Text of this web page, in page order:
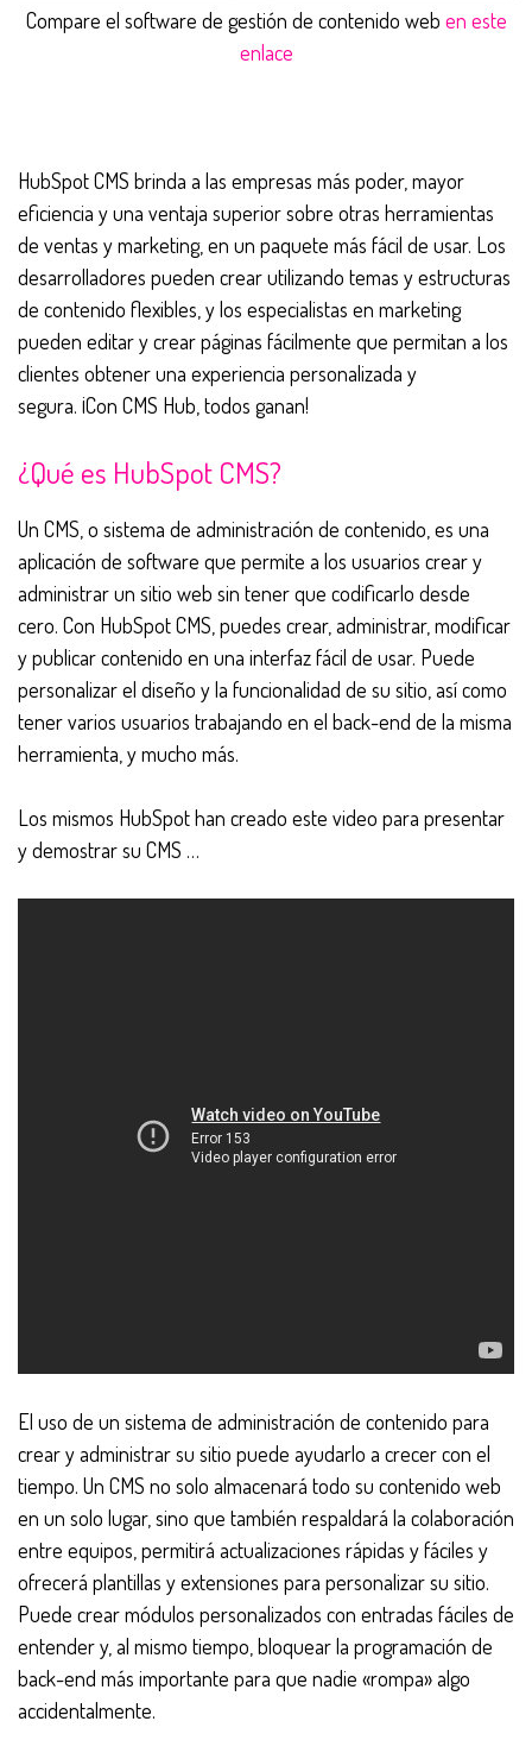
Compare el software de gestión de contenido web en este
enlace
HubSpot CMS brinda a las empresas más poder, mayor
eficiencia y una ventaja superior sobre otras herramientas
de ventas y marketing, en un paquete más fácil de usar. Los
desarrolladores pueden crear utilizando temas y estructuras
de contenido flexibles, y los especialistas en marketing
pueden editar y crear páginas fácilmente que permitan a los
clientes obtener una experiencia personalizada y
segura. ¡Con CMS Hub, todos ganan!
¿Qué es HubSpot CMS?
Un CMS, o sistema de administración de contenido, es una
aplicación de software que permite a los usuarios crear y
administrar un sitio web sin tener que codificarlo desde
cero. Con HubSpot CMS, puedes crear, administrar, modificar
y publicar contenido en una interfaz fácil de usar. Puede
personalizar el diseño y la funcionalidad de su sitio, así como
tener varios usuarios trabajando en el back-end de la misma
herramienta, y mucho más.
Los mismos HubSpot han creado este video para presentar
y demostrar su CMS …
El uso de un sistema de administración de contenido para
crear y administrar su sitio puede ayudarlo a crecer con el
tiempo. Un CMS no solo almacenará todo su contenido web
en un solo lugar, sino que también respaldará la colaboración
entre equipos, permitirá actualizaciones rápidas y fáciles y
ofrecerá plantillas y extensiones para personalizar su sitio.
Puede crear módulos personalizados con entradas fáciles de
entender y, al mismo tiempo, bloquear la programación de
back-end más importante para que nadie «rompa» algo
accidentalmente.